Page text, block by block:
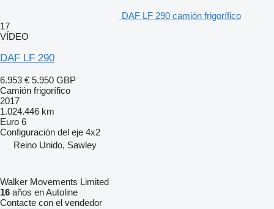
DAF LF 290 camión frigorífico
17
VÍDEO
DAF LF 290
6.953 € 5.950 GBP
Camión frigorífico
2017
1.024.446 km
Euro 6
Configuración del eje 4x2
Reino Unido, Sawley
Walker Movements Limited
16 años en Autoline
Contacte con el vendedor